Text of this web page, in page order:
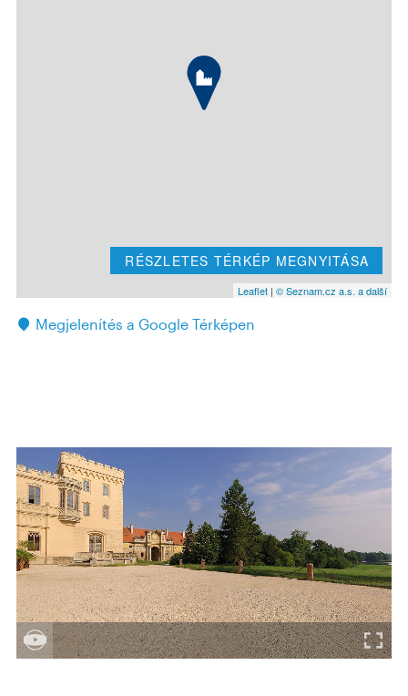
RÉSZLETES TÉRKÉP MEGNYITÁSA
Leaflet | © Seznam.cz a.s. a další
Megjelenítés a Google Térképen